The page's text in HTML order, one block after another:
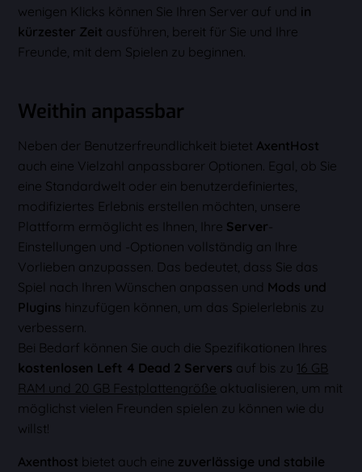
wenigen Klicks können Sie Ihren Server auf und in
kürzester Zeit ausführen, bereit für Sie und Ihre
Freunde, mit dem Spielen zu beginnen.
Weithin anpassbar
Neben der Benutzerfreundlichkeit bietet AxentHost
auch eine Vielzahl anpassbarer Optionen. Egal, ob Sie
eine Standardwelt oder ein benutzerdefiniertes,
modifiziertes Erlebnis erstellen möchten, unsere
Plattform ermöglicht es Ihnen, Ihre Server
Einstellungen und -Optionen vollständig an Ihre
Vorlieben anzupassen. Das bedeutet, dass Sie das
Spiel nach Ihren Wünschen anpassen und Mods und
Plugins hinzufügen können, um das Spielerlebnis zu
verbessern.
Bei Bedarf können Sie auch die Spezifikationen Ihres
kostenlosen Left 4 Dead 2 Servers auf bis zu 16 GB
RAM und 20 GB Festplattengröße aktualisieren, um mit
möglichst vielen Freunden spielen zu können wie du
willst!
Axenthost bietet auch eine zuverlässige und stabile